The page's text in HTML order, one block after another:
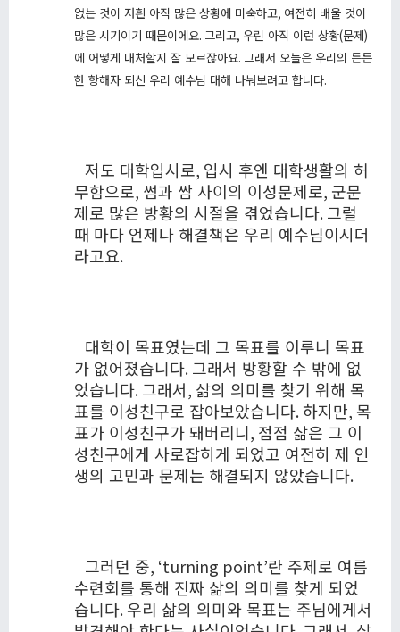
없는 것이 저흰 아직 많은 상황에 미숙하고, 여전히 배울 것이
많은 시기이기 때문이에요. 그리고, 우린 아직 이런 상황(문제)
에 어떻게 대처할지 잘 모르잖아요. 그래서 오늘은 우리의 든든
한 항해자 되신 우리 예수님 대해 나눠보려고 합니다.
저도 대학입시로, 입시 후엔 대학생활의 허
무함으로, 썸과 쌈 사이의 이성문제로, 군문
제로 많은 방황의 시절을 겪었습니다.그럴
때 마다 언제나 해결책은 우리 예수님이시더
라고요.
대학이 목표였는데 그 목표를 이루니 목표
가 없어졌습니다.그래서 방황할 수 밖에 없
었습니다.그래서, 삶의 의미를 찾기 위해 목
표를 이성친구로 잡아보았습니다.하지만, 목
표가 이성친구가 돼버리니, 점점 삶은 그 이
성친구에게 사로잡히게 되었고 여전히 제 인
생의 고민과 문제는 해결되지 않았습니다.
그러던 중, ‘turning point’란 주제로 여름
수련회를 통해 진짜 삶의 의미를 찾게 되었
습니다.우리 삶의 의미와 목표는 주님에게서